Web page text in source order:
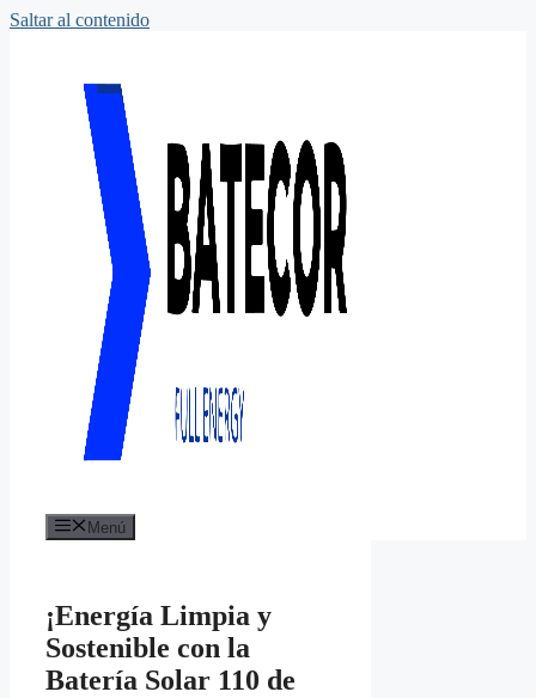
Saltar al contenido
Menú
¡Energía Limpia y
Sostenible con la
Batería Solar 110 de